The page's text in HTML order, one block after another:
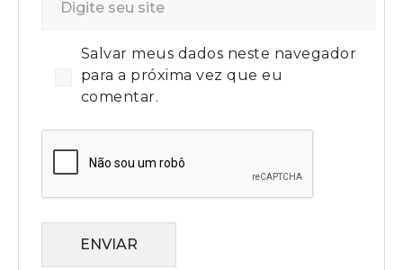
Salvar meus dados neste navegador
para a próxima vez que eu
comentar.
ENVIAR